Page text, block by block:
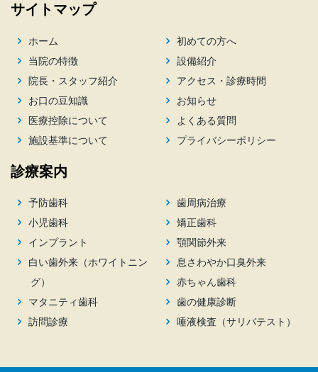
サイトマップ
ホーム
初めての方へ
当院の特徴
設備紹介
院長・スタッフ紹介
アクセス・診療時間
お口の豆知識
お知らせ
医療控除について
よくある質問
施設基準について
プライバシーポリシー
診療案内
予防歯科
歯周病治療
小児歯科
矯正歯科
インプラント
顎関節外来
白い歯外来（ホワイトニン
グ）
息さわやか口臭外来
赤ちゃん歯科
マタニティ歯科
歯の健康診断
訪問診療
唾液検査（サリバテスト）